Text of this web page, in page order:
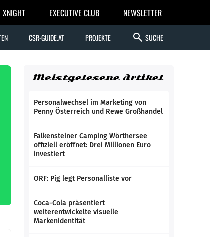
XNIGHT EXECUTIVE CLUB NEWSLETTER
CSR-GUIDE.AT PROJEKTE search SUCHE
Meistgelesene Artikel
Personalwechsel im Marketing von
Penny Österreich und Rewe Großhandel
Falkensteiner Camping Wörthersee
offiziell eröffnet: Drei Millionen Euro
investiert
ORF: Pig legt Personalliste vor
Coca-Cola präsentiert
weiterentwickelte visuelle
Markenidentität